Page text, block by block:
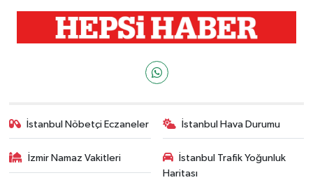
İstanbul Nöbetçi Eczaneler İstanbul Hava Durumu
İzmir Namaz Vakitleri
İstanbul Trafik Yoğunluk
Haritası